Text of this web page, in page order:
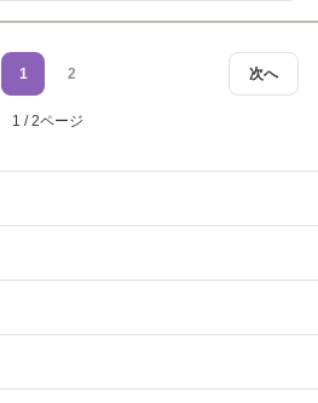
次へ
1 2
1 / 2ページ